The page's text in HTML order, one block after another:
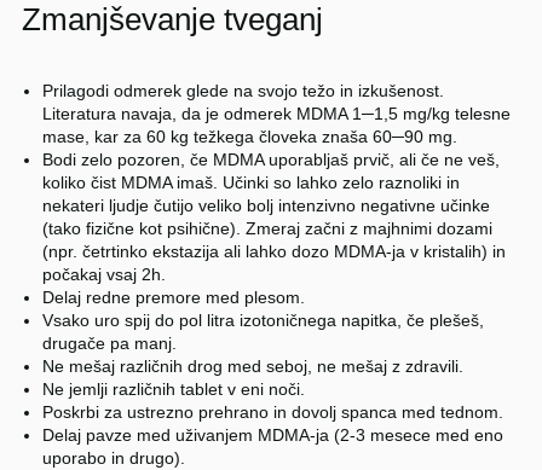
Zmanjševanje tveganj
Prilagodi odmerek glede na svojo težo in izkušenost.
Literatura navaja, da je odmerek MDMA 1─1,5 mg/kg telesne
mase, kar za 60 kg težkega človeka znaša 60─90 mg.
Bodi zelo pozoren, če MDMA uporabljaš prvič, ali če ne veš,
koliko čist MDMA imaš. Učinki so lahko zelo raznoliki in
nekateri ljudje čutijo veliko bolj intenzivno negativne učinke
(tako fizične kot psihične). Zmeraj začni z majhnimi dozami
(npr. četrtinko ekstazija ali lahko dozo MDMA-ja v kristalih) in
počakaj vsaj 2h.
Delaj redne premore med plesom.
Vsako uro spij do pol litra izotoničnega napitka, če plešeš,
drugače pa manj.
Ne mešaj različnih drog med seboj, ne mešaj z zdravili.
Ne jemlji različnih tablet v eni noči.
Poskrbi za ustrezno prehrano in dovolj spanca med tednom.
Delaj pavze med uživanjem MDMA-ja (2-3 mesece med eno
uporabo in drugo).